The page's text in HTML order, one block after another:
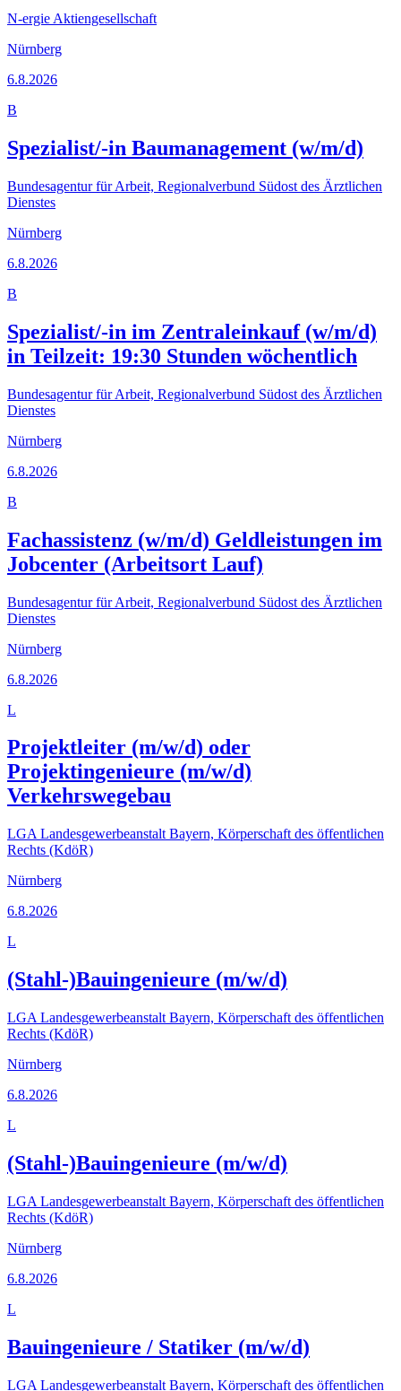
N-ergie Aktiengesellschaft
Nürnberg
6.8.2026
B
Spezialist/-in Baumanagement (w/m/d)
Bundesagentur für Arbeit, Regionalverbund Südost des Ärztlichen
Dienstes
Nürnberg
6.8.2026
B
Spezialist/-in im Zentraleinkauf (w/m/d)
in Teilzeit: 19:30 Stunden wöchentlich
Bundesagentur für Arbeit, Regionalverbund Südost des Ärztlichen
Dienstes
Nürnberg
6.8.2026
B
Fachassistenz (w/m/d) Geldleistungen im
Jobcenter (Arbeitsort Lauf)
Bundesagentur für Arbeit, Regionalverbund Südost des Ärztlichen
Dienstes
Nürnberg
6.8.2026
L
Projektleiter (m/w/d) oder
Projektingenieure (m/w/d)
Verkehrswegebau
LGA Landesgewerbeanstalt Bayern, Körperschaft des öffentlichen
Rechts (KdöR)
Nürnberg
6.8.2026
L
(Stahl-)Bauingenieure (m/w/d)
LGA Landesgewerbeanstalt Bayern, Körperschaft des öffentlichen
Rechts (KdöR)
Nürnberg
6.8.2026
L
(Stahl-)Bauingenieure (m/w/d)
LGA Landesgewerbeanstalt Bayern, Körperschaft des öffentlichen
Rechts (KdöR)
Nürnberg
6.8.2026
L
Bauingenieure / Statiker (m/w/d)
LGA Landesgewerbeanstalt Bayern, Körperschaft des öffentlichen